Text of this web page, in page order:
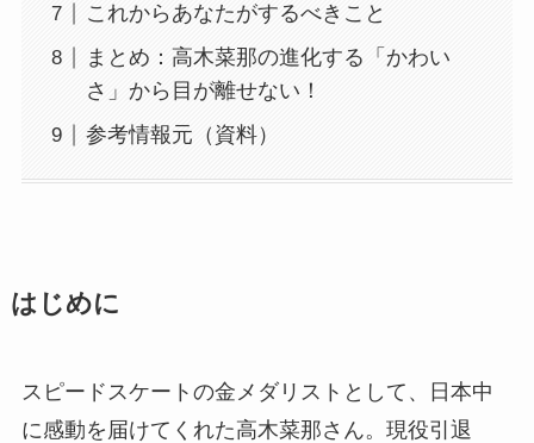
これからあなたがするべきこと
まとめ：高木菜那の進化する「かわい
さ」から目が離せない！
参考情報元（資料）
はじめに
スピードスケートの金メダリストとして、日本中
に感動を届けてくれた高木菜那さん。現役引退